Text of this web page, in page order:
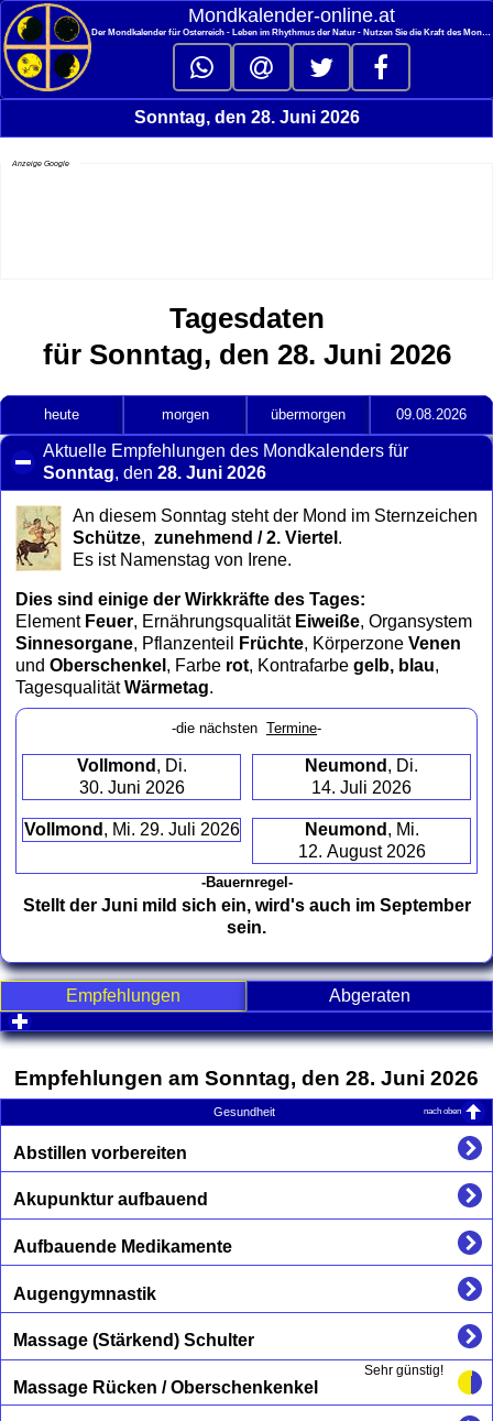
< Mondkalender‑online.at
Der Mondkalender für Österreich - Leben im Rhythmus der Natur - Nutzen Sie die Kraft des Mondes
Sonntag, den 28. Juni 2026
Anzeige Google
Tagesdaten
für Sonntag, den 28. Juni 2026
heute morgen übermorgen 09.08.2026
Aktuelle Empfehlungen des Mondkalenders für
Sonntag, den28. Juni 2026
to
collapse
contents
An diesem Sonntag steht der Mond im Sternzeichen
Schütze, zunehmend / 2. Viertel .
Es ist Namenstag von Irene.
Dies sind einige der Wirkkräfte des Tages:
Element Feuer, Ernährungsqualität Eiweiße, Organsystem
Sinnesorgane, Pflanzenteil Früchte, Körperzone Venen
und Oberschenkel , Farbe rot, Kontrafarbe gelb, blau,
TagesqualitätWärmetag.
-die nächsten Termine-
Vollmond , Di.
30. Juni 2026
Neumond , Di.
14. Juli 2026
Vollmond , Mi. 29. Juli 2026 Neumond , Mi.
12. August 2026
-Bauernregel-
Stellt der Juni mild sich ein, wird's auch im September
sein.
Empfehlungen
Abgeraten
click to expand contents
Empfehlungen am Sonntag, den 28. Juni 2026
Gesundheit nach oben
Abstillen vorbereiten
Akupunktur aufbauend
Aufbauende Medikamente
Augengymnastik
Massage (Stärkend) Schulter
Sehr günstig!
Massage Rücken / Oberschenkenkel